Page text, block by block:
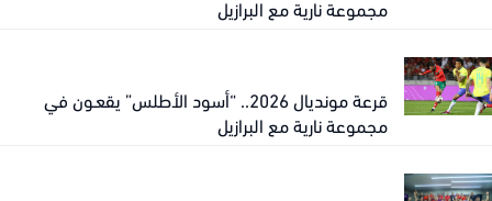
مجموعة نارية مع البرازيل
قرعة مونديال 2026.. “أسود الأطلس” يقعـون في
مجموعة نارية مع البرازيل